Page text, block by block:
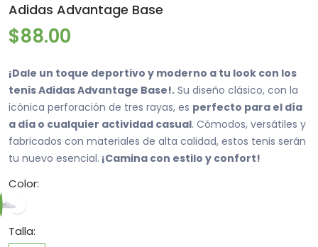
Adidas Advantage Base
$88.00
¡Dale un toque deportivo y moderno a tu look con los
tenis Adidas Advantage Base!. Su diseño clásico, con la
icónica perforación de tres rayas, es perfecto para el día
a día o cualquier actividad casual. Cómodos, versátiles y
fabricados con materiales de alta calidad, estos tenis serán
tu nuevo esencial. ¡Camina con estilo y confort!
Color:
Talla: